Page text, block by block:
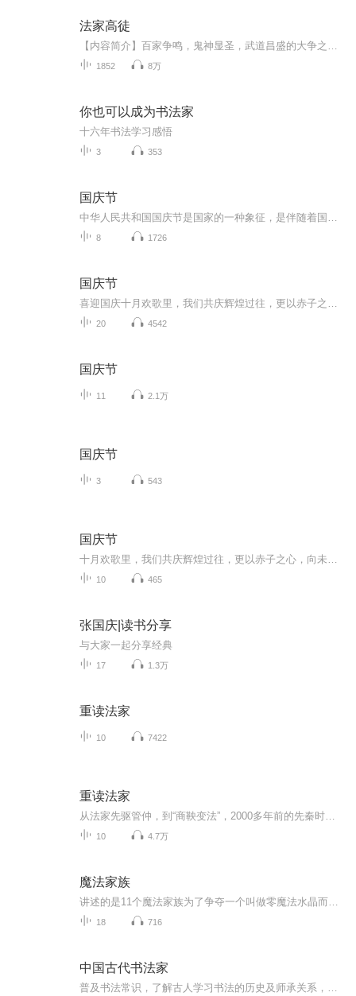
法家高徒
1852 8万
你也可以成为书法家
十六年书法学习感悟
3 353
国庆节
8 1726
国庆节
20 4542
国庆节
11 2.1万
国庆节
3 543
国庆节
10 465
张国庆|读书分享
与大家一起分享经典
17 1.3万
重读法家
10 7422
重读法家
10 4.7万
魔法家族
18 716
中国古代书法家